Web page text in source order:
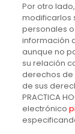
Por otro
modificarlos
personales
información
aunque no
su relación
derechos de
de sus
PRACTICA
electrónico